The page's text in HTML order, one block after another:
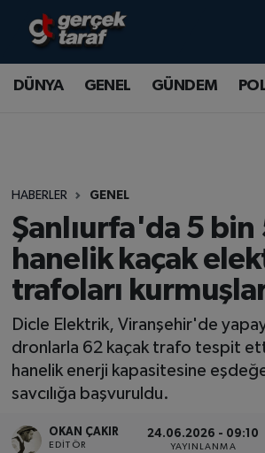
DÜNYA GENEL GÜNDEM
HABERLER GENEL
Şanlıurfa'da 5 bin
hanelik kaçak
trafoları
Dicle Elektrik, Viranşehir'de
dronlarla 62 kaçak trafo tespit
hanelik enerji kapasitesine
savcılığa başvuruldu.
OKAN ÇAKIR
EDITÖR
24.06.2026 - 09:10
YAYINLANMA
Canlı TV İzle
DÜNYA
POLİTİKA
SAMSUN HABER
SAMSUNSPOR
SAĞLIK
TEKNOLOJİ
SPOR
Samsun Nöbetçi Eczaneler
Samsun Trafik Yoğunluk
Süper Lig Puan Durumu ve
Tüm Manşetler
Son Dakika Haberleri
Haber Arşivi